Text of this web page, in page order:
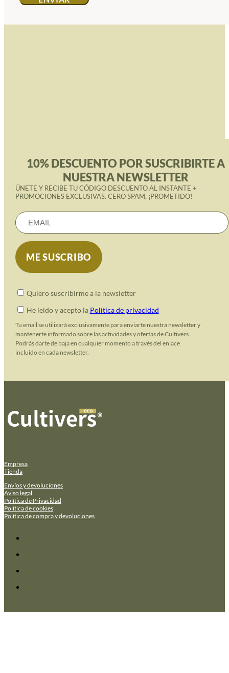
10% DESCUENTO POR SUSCRIBIRTE A
NUESTRA NEWSLETTER
ÚNETE Y RECIBE TU CÓDIGO DESCUENTO AL INSTANTE +
PROMOCIONES EXCLUSIVAS. CERO SPAM, ¡PROMETIDO!
Quiero suscribirme a la newsletter
He leido y acepto la Política de privacidad
Tu email se utilizará exclusivamente para enviarte nuestra newsletter y
mantenerte informado sobre las actividades y ofertas de Cultivers.
Podrás darte de baja en cualquier momento a través del enlace
incluido en cada newsletter.
Empresa
Tienda
Envíos y devoluciones
Aviso legal
Política de Privacidad
Política de cookies
Política de compra y devoluciones